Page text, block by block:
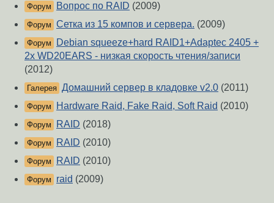
Форум Вопрос по RAID (2009)
Форум Сетка из 15 компов и сервера. (2009)
Форум
Debian squeeze+hard RAID1+Adaptec 2405 +
2x WD20EARS - низкая скорость чтения/записи
(2012)
Галерея Домашний сервер в кладовке v2.0 (2011)
Форум Hardware Raid, Fake Raid, Soft Raid (2010)
Форум RAID (2018)
Форум RAID (2010)
Форум RAID (2010)
Форум raid (2009)